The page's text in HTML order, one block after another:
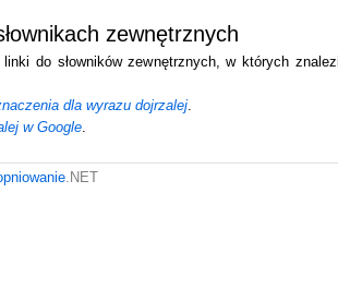
zewnętrznych
do słowników zewnętrznych, w których
dla wyrazu dojrzalej.
w Google.
.NET